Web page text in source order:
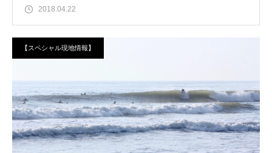
018先行予約開始」
2018.04.22
【スペシャル現地情報】